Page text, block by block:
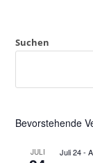
Suchen
Bevorstehende
JULI Juli 24-